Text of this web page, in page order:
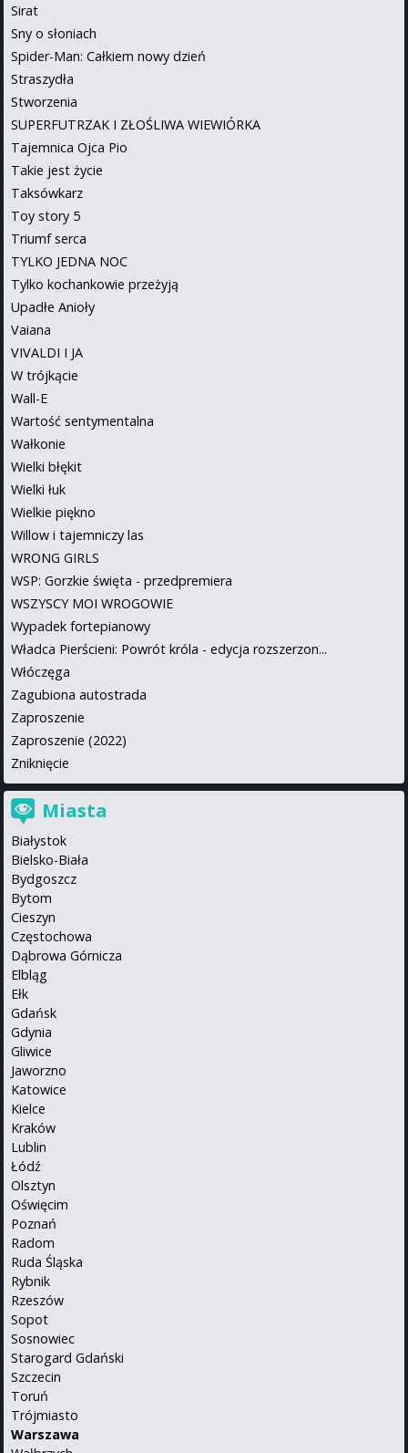
Sirat
Sny o słoniach
Spider-Man: Całkiem nowy dzień
Straszydła
Stworzenia
SUPERFUTRZAK I ZŁOŚLIWA WIEWIÓRKA
Tajemnica Ojca Pio
Takie jest życie
Taksówkarz
Toy story 5
Triumf serca
TYLKO JEDNA NOC
Tylko kochankowie przeżyją
Upadłe Anioły
Vaiana
VIVALDI I JA
W trójkącie
Wall-E
Wartość sentymentalna
Wałkonie
Wielki błękit
Wielki łuk
Wielkie piękno
Willow i tajemniczy las
WRONG GIRLS
WSP: Gorzkie święta - przedpremiera
WSZYSCY MOI WROGOWIE
Wypadek fortepianowy
Władca Pierścieni: Powrót króla - edycja rozszerzon...
Włóczęga
Zagubiona autostrada
Zaproszenie
Zaproszenie (2022)
Zniknięcie
Miasta
Białystok
Bielsko-Biała
Bydgoszcz
Bytom
Cieszyn
Częstochowa
Dąbrowa Górnicza
Elbląg
Ełk
Gdańsk
Gdynia
Gliwice
Jaworzno
Katowice
Kielce
Kraków
Lublin
Łódź
Olsztyn
Oświęcim
Poznań
Radom
Ruda Śląska
Rybnik
Rzeszów
Sopot
Sosnowiec
Starogard Gdański
Szczecin
Toruń
Trójmiasto
Warszawa